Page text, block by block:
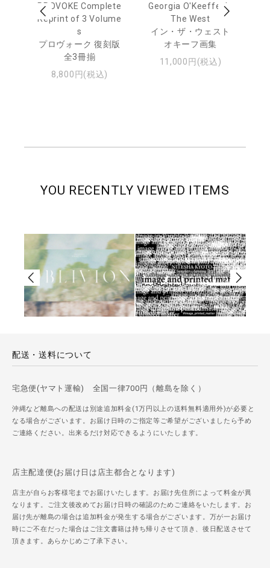
PROVOKE Complete
Reprint of 3 Volume
s
プロヴォーク 復刻版
全3冊揃
8,800円(税込)
Georgia O'Keeffe: In
The West
イン・ザ・ウェスト
オキーフ画集
11,000円(税込)
YOU RECENTLY VIEWED ITEMS
配送・送料について
宅急便(ヤマト運輸) 全国一律700円（離島を除く）
沖縄など離島への配送は別途追加料金(1万円以上の送料無料適用外)が必要と
なる場合がございます。お届け日時のご指定等ご希望がございましたら予め
ご連絡ください。出来るだけ対応できるようにいたします。
店主配達便(お届け日は店主都合となります)
店主が自らお客様宅までお届けいたします。お届け先住所によって料金が異
なります。ご注文後改めてお届け日時の確認のためご連絡をいたします。お
届け先が離島の場合は追加料金が発生する場合がございます。万が一お届け
時にご不在だった場合はご注文書籍は持ち帰りさせて頂き、後日配送させて
頂きます。あらかじめご了承下さい。